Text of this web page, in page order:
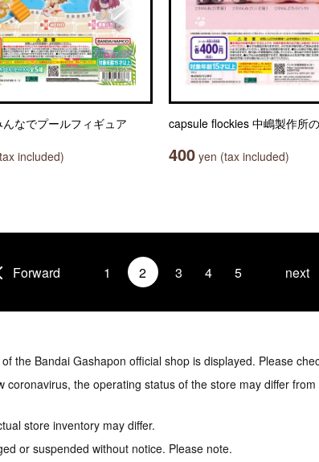
なでプールフィギュア
included)
capsule flockies 中嶋製作所
400 yen (tax included)
Forward 1 2 3 4 5 next
the Bandai Gashapon official shop is displayed. Please
coronavirus, the operating status of the store may differ
store inventory may differ.
or suspended without notice. Please note.